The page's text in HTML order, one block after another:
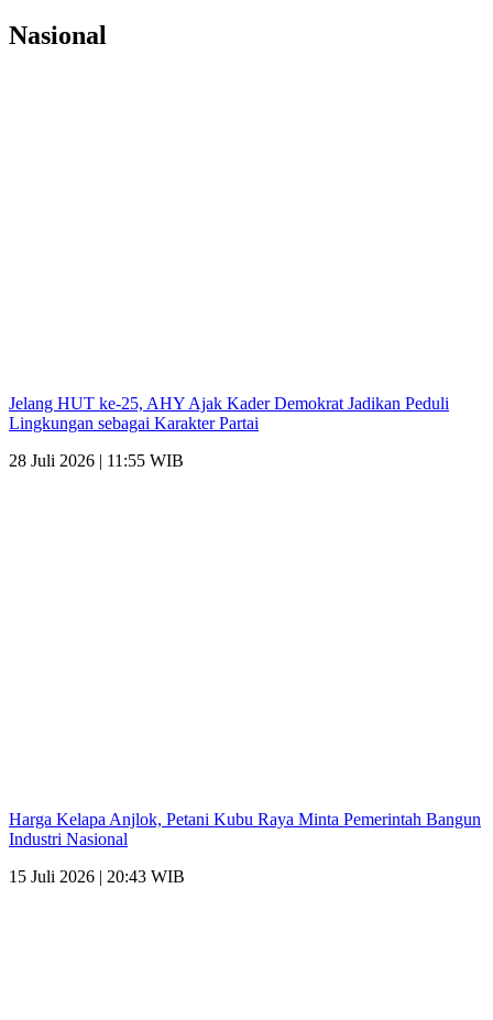
Nasional
Jelang HUT ke-25, AHY Ajak Kader Demokrat Jadikan Peduli
Lingkungan sebagai Karakter Partai
28 Juli 2026 | 11:55 WIB
Harga Kelapa Anjlok, Petani Kubu Raya Minta Pemerintah Bangun
Industri Nasional
15 Juli 2026 | 20:43 WIB